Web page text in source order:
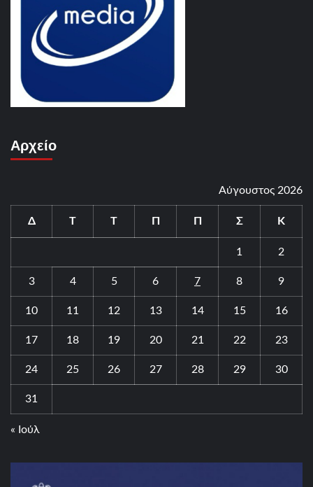
Αρχείο
Αύγουστος 2026
Δ Τ Τ Π Π Σ Κ
1 2
3 4 5 6 7 8 9
10 11 12 13 14 15 16
17 18 19 20 21 22 23
24 25 26 27 28 29 30
31
« Ιούλ